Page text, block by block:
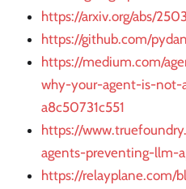
https://arxiv.org/abs/
https://github.com/
https://medium.com/
why-your-agent-is-
a8c50731c551
https://
agents-preventing-llm-
https://relayplane.com/